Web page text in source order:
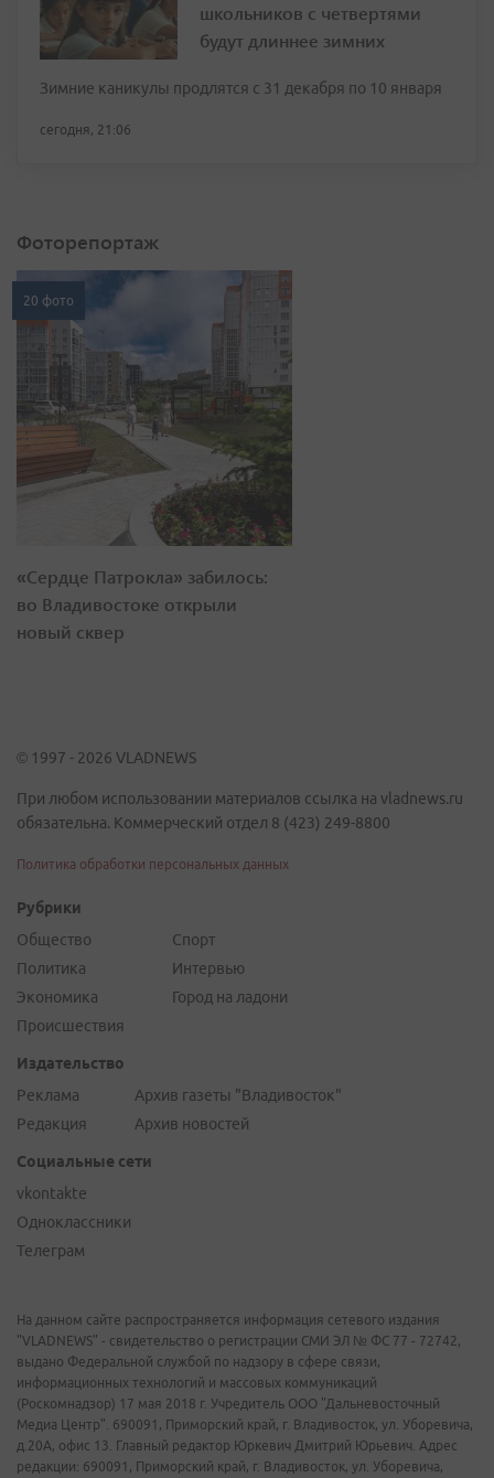
школьников с четвертями
будут длиннее зимних
Зимние каникулы продлятся с 31 декабря по 10 января
сегодня, 21:06
Фоторепортаж
20 фото
«Сердце Патрокла» забилось:
во Владивостоке открыли
новый сквер
© 1997 - 2026 VLADNEWS
При любом использовании материалов ссылка на vladnews.ru
обязательна. Коммерческий отдел 8 (423) 249-8800
Политика обработки персональных данных
Рубрики
Общество
Политика
Экономика
Происшествия
Спорт
Интервью
Город на ладони
Издательство
Реклама
Редакция
Архив газеты "Владивосток"
Архив новостей
Социальные сети
vkontakte
Одноклассники
Телеграм
На данном сайте распространяется информация сетевого издания
"VLADNEWS" - свидетельство о регистрации СМИ ЭЛ № ФС 77 - 72742,
выдано Федеральной службой по надзору в сфере связи,
информационных технологий и массовых коммуникаций
(Роскомнадзор) 17 мая 2018 г. Учредитель ООО "Дальневосточный
Медиа Центр". 690091, Приморский край, г. Владивосток, ул. Уборевича,
д.20А, офис 13. Главный редактор Юркевич Дмитрий Юрьевич. Адрес
редакции: 690091, Приморский край, г. Владивосток, ул. Уборевича,